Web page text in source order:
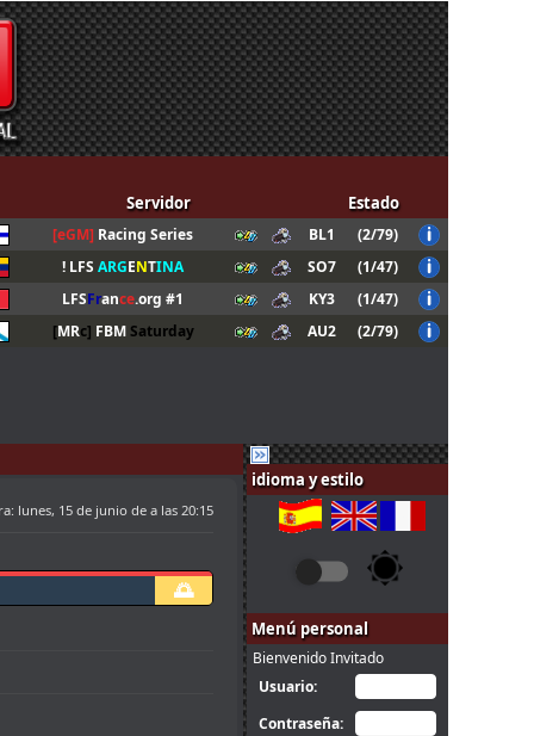
Servidor Estado
[eGM] Racing Series BL1
(2/79)
! LFS ARGENTINA SO7
(1/47)
LFSFrance.org #1 KY3
(1/47)
[MRc] FBMSaturday AU2 (2/79)
lunes, 15 de junio de a las 20:15
🌅
idioma y estilo
Menú personal
Bienvenido Invitado
Usuario:
Contraseña: